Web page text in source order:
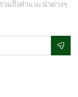
มถึงคำแนะนำต่างๆ